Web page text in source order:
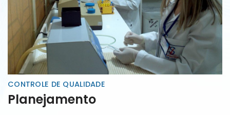
CONTROLE DE QUALIDADE
Planejamento